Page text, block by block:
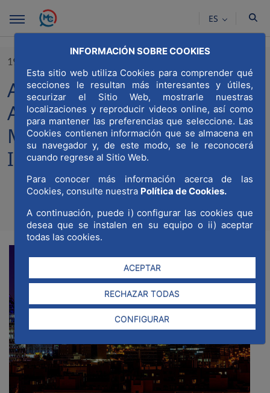
Saltar al contenido principal
INFORMACIÓN SOBRE COOKIES
Esta sitio web utiliza Cookies para comprender qué
secciones le resultan más interesantes y útiles,
securizar el Sitio Web, mostrarle nuestras
localizaciones y reproducir videos online, así como
para mantener las preferencias que seleccione. Las
Cookies contienen información que se almacena en
su navegador y, de este modo, se le reconocerá
cuando regrese al Sitio Web.
Para conocer más información acerca de las
Cookies, consulte nuestra Política de Cookies.
A continuación, puede i) configurar las cookies que
desea que se instalen en su equipo o ii) aceptar
todas las cookies.
ACEPTAR
RECHAZAR TODAS
CONFIGURAR
ES
19/07/2022
Asseco Spain se une a la
Asociación Madrid Capital
Mundial de la Construcción,
Ingeniería y Arquitectura